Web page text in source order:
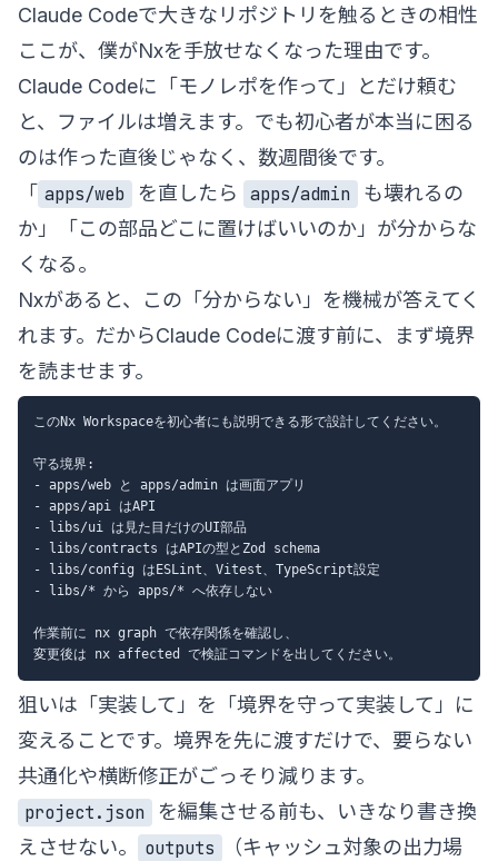
Claude Codeで大きなリポジトリを触るときの相性
ここが、僕がNxを手放せなくなった理由です。
Claude Codeに「モノレポを作って」とだけ頼む
と、ファイルは増えます。でも初心者が本当に困る
のは作った直後じゃなく、数週間後です。
「 apps/web を直したら apps/admin
も壊れるの
か」「この部品どこに置けばいいのか」が分からな
くなる。
Nxがあると、この「分からない」を機械が答えてく
れます。だからClaude Codeに渡す前に、まず境界
を読ませます。
このNx Workspaceを初心者にも説明できる形で設計してください。
守る境界:
- apps/web と apps/admin は画面アプリ
- apps/api はAPI
- libs/ui は見た目だけのUI部品
- libs/contracts はAPIの型とZod schema
- libs/config はESLint、Vitest、TypeScript設定
- libs/* から apps/* へ依存しない
作業前に nx graph で依存関係を確認し、
狙いは「実装して」を「境界を守って実装して」に
変えることです。境界を先に渡すだけで、要らない
共通化や横断修正がごっそり減ります。
project.json
を編集させる前も、いきなり書き換
えさせない。
outputs
（キャッシュ対象の出力場